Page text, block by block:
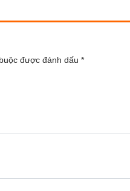
được đánh dấu *